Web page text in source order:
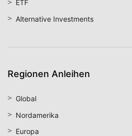
ETF
Alternative Investments
Regionen Anleihen
Global
Nordamerika
Europa